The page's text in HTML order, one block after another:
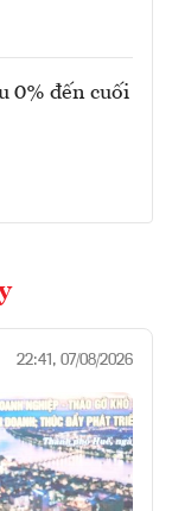
0% đến cuối
22:41, 07/08/2026